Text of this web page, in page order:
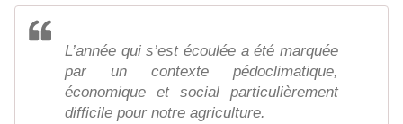
L’année qui s’est écoulée a été marquée
par un contexte pédoclimatique,
économique et social particulièrement
difficile pour notre agriculture.